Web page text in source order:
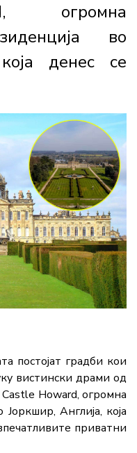
огромна
во
денес се
постојат градби кои
вистински драми од
Castle Howard,огромна
Англија, која
приватни